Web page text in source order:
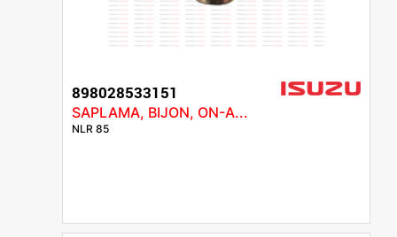
898028533151
SAPLAMA, BIJON, ON-A...
NLR 85